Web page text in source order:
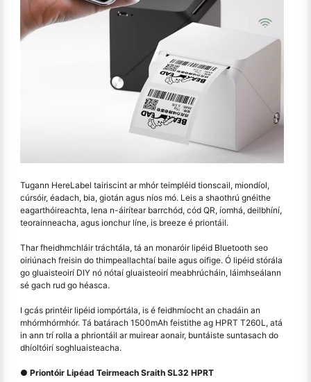
Tugann HereLabel tairiscint ar mhór teimpléid tionscail, miondíol,
cúrsóir, éadach, bia, giotán agus níos mó. Leis a shaothrú gnéithe
eagarthóireachta, lena n-áirítear barrchód, cód QR, íomhá, deilbhíní,
teorainneacha, agus ionchur líne, is breeze é priontáil.
Thar fheidhmchláir tráchtála, tá an monaróir lipéid Bluetooth seo
oiriúnach freisin do thimpeallachtaí baile agus oifige. Ó lipéid stórála
go gluaisteoirí DIY nó nótaí gluaisteoirí meabhrúcháin, láimhseálann
sé gach rud go héasca.
I gcás printéir lipéid iompórtála, is é feidhmíocht an chadáin an
mhórmhórmhór. Tá batárach 1500mAh feistithe ag HPRT T260L, atá
in ann trí rolla a phriontáil ar muirear aonair, buntáiste suntasach do
dhíoltóirí soghluaisteacha.
● Priontóir Lipéad Teirmeach Sraith SL32 HPRT